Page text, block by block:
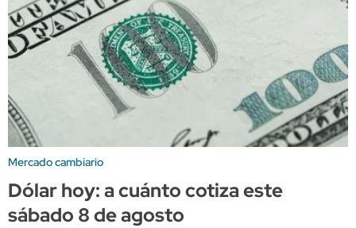
Mercado cambiario
Dólar hoy: a cuánto cotiza este
sábado 8 de agosto